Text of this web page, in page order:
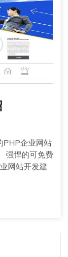
PHP企业网站
强悍的可免费
网站开发建